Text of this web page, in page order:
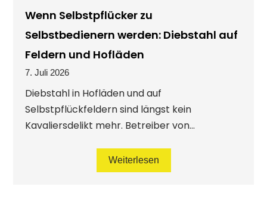
Wenn Selbstpflücker zu
Selbstbedienern werden: Diebstahl auf
Feldern und Hofläden
7. Juli 2026
Diebstahl in Hofläden und auf
Selbstpflückfeldern sind längst kein
Kavaliersdelikt mehr. Betreiber von...
Weiterlesen